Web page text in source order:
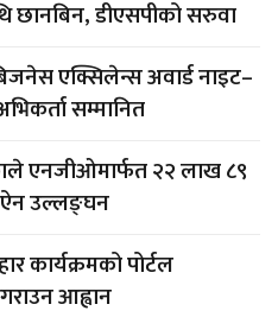
छानबिन, डीएसपीको सरुवा
एक्सिलेन्स अवार्ड नाइट–
सम्मानित
एनजीओमार्फत २२ लाख ८९
ऐन उल्लङ्घन
कार्यक्रमको पोर्टल
आह्वान